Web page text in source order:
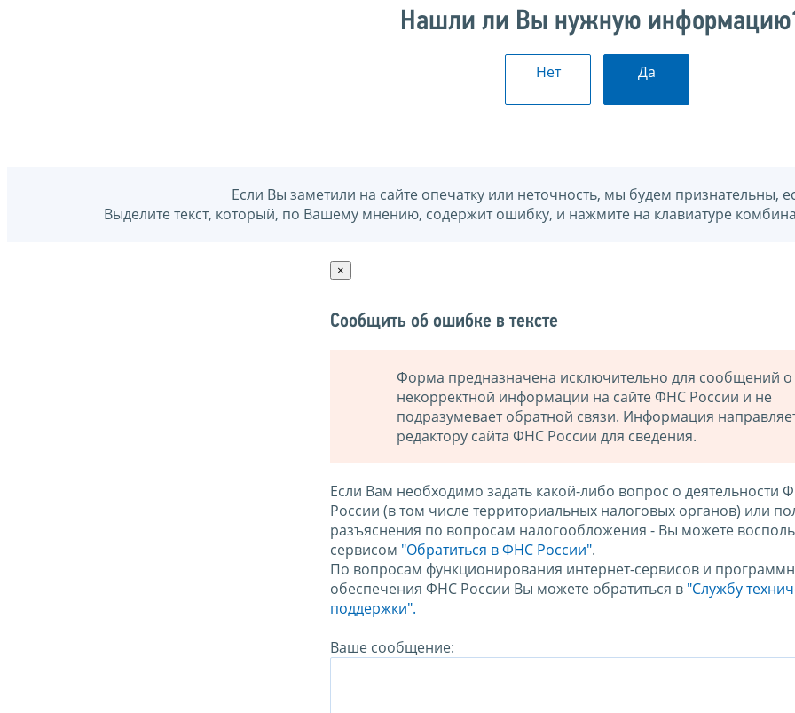
Нашли ли Вы нужную
Нет Да
Если Вы заметили на сайте опечатку или неточность, мы будем признательны,
Выделите текст, который, по Вашему мнению, содержит ошибку, и нажмите на клавиатуре
×
Сообщить об ошибке в тексте
Форма предназначена исключительно для сообщений о
некорректной информации на сайте ФНС России и не
подразумевает обратной связи. Информация
редактору сайта ФНС России для сведения.
Если Вам необходимо задать какой-либо вопрос о деятельности
России (в том числе территориальных налоговых органов) или
разъяснения по вопросам налогообложения - Вы можете
сервисом "Обратиться в ФНС России".
По вопросам функционирования интернет-сервисов и
обеспечения ФНС России Вы можете обратиться в "Службу
поддержки".
Ваше сообщение: